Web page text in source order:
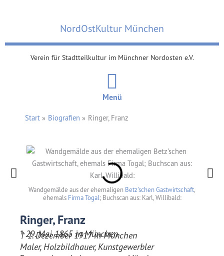
NordOstKultur München
Verein für Stadtteilkultur im Münchner Nordosten e.V.
Menü
Start Biografien Ringer, Franz
Wandgemälde aus der ehemaligen Betz'schen Gastwirtschaft,
ehemals Firma Togal; Buchscan aus: Karl, Willibald:
Franz
Ringer, Franz
* 29. Mai 1865 in München
† 1. Dezember 1917 in München
Maler, Holzbildhauer, Kunstgewerbler